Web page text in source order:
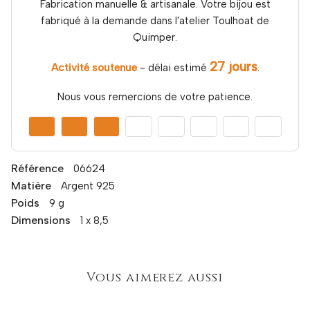
Fabrication manuelle & artisanale. Votre bijou est
fabriqué à la demande dans l'atelier Toulhoat de
Quimper.
Activité soutenue- délai estimé 27 jours.
Nous vous remercions de votre patience.
Référence 06624
Matière Argent 925
Poids 9 g
Dimensions 1 x 8,5
Vous aimerez aussi